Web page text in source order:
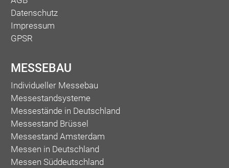
Datenschutz
Impressum
GPSR
MESSEBAU
Individueller Messebau
Messestandsysteme
Messestände in Deutschland
Messestand Brüssel
Messestand Amsterdam
Messen in Deutschland
Messen Süddeutschland